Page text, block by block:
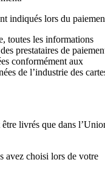
indiqués lors du
toutes les informations
prestataires de
conformément aux
de l’industrie des
livrés que dans
avez choisi lors de votre